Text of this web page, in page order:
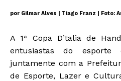
por Gilmar Alves | Tiago Franz | Foto:
A 1ª Copa D’talia de
entusiastas do esporte
juntamente com a
de Esporte, Lazer e